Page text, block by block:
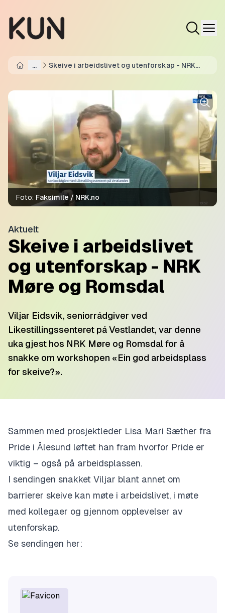
...
Skeive i arbeidslivet og utenforskap - NRK
Aktuelt
Skeive i arbeidslivet
og utenforskap - NRK
Møre og Romsdal
Viljar Eidsvik, seniorrådgiver ved
Likestillingssenteret på Vestlandet, var denne
uka gjest hos NRK Møre og Romsdal for å
snakke om workshopen «Ein god arbeidsplass
for skeive?».
Foto: Faksimile / NRK.no
Sammen med prosjektleder Lisa Mari Sæther fra
Pride i Ålesund løftet han fram hvorfor Pride er
viktig – også på arbeidsplassen.
I sendingen snakket Viljar blant annet om
barrierer skeive kan møte i arbeidslivet, i møte
med kollegaer og gjennom opplevelser av
utenforskap.
Se sendingen her: